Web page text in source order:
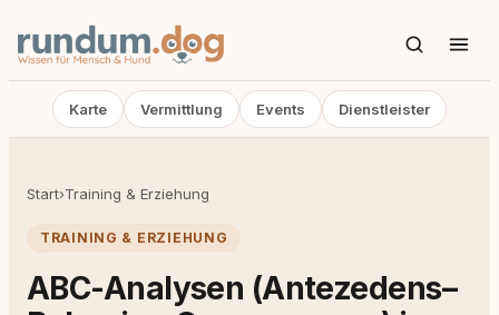
Karte Vermittlung Events Dienstleister
Start›Training & Erziehung
TRAINING & ERZIEHUNG
ABC-Analysen (Antezedens–